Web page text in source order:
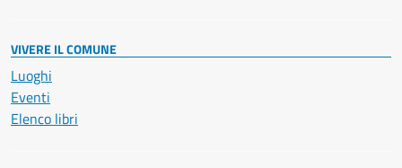
VIVERE IL COMUNE
Luoghi
Eventi
Elenco libri